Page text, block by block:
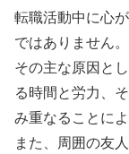
転職活動中に心
ではありません。
その主な原因と
る時間と労力、
み重なることに
また、周囲の友